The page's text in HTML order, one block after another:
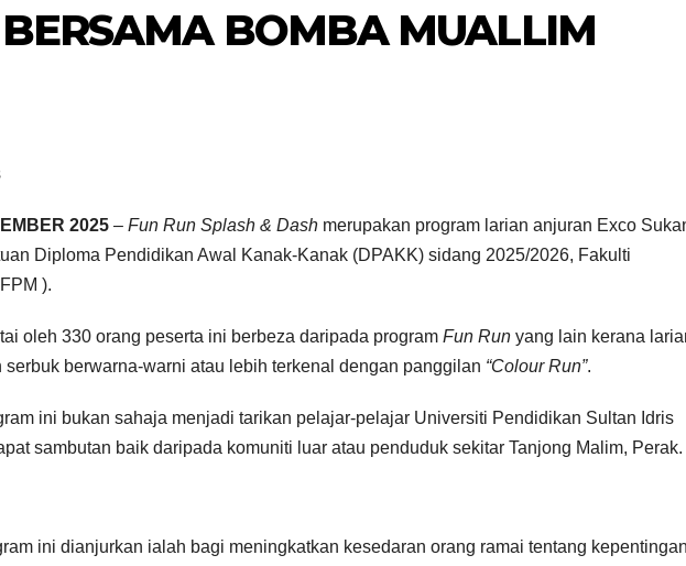
BOMBA MUALLIM
2025 – Fun Run Splash & Dash merupakan program larian anjuran Exco
Diploma Pendidikan Awal Kanak-Kanak (DPAKK) sidang 2025/2026, Fakulti
).
oleh 330 orang peserta ini berbeza daripada program Fun Run yang lain kerana
berwarna-warni atau lebih terkenal dengan panggilan “Colour Run”.
ini bukan sahaja menjadi tarikan pelajar-pelajar Universiti Pendidikan Sultan Idris
sambutan baik daripada komuniti luar atau penduduk sekitar Tanjong Malim, Perak.
ini dianjurkan ialah bagi meningkatkan kesedaran orang ramai tentang kepentingan